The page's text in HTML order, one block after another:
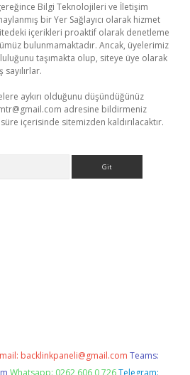
Bilgi Teknolojileri ve İletişim
bir Yer Sağlayıcı olarak hizmet
içerikleri proaktif olarak denetleme
bulunmamaktadır. Ancak, üyelerimiz
taşımakta olup, siteye üye olarak
aykırı olduğunu düşündüğünüz
adresine bildirmeniz
içerisinde sitemizden kaldırılacaktır.
backlinkpaneli@gmail.com Teams:
Whatsapp: 0262 606 0 726 Telegram: